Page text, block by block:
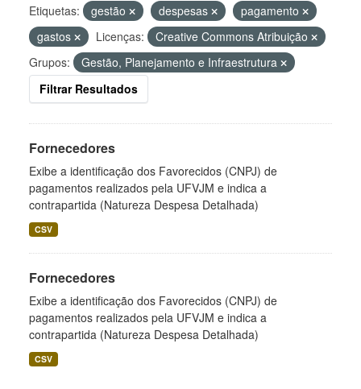
Etiquetas: gestão despesas
pagamento
gastos
Licenças:
Creative Commons Atribuição
Grupos:
Gestão, Planejamento e Infraestrutura
Filtrar Resultados
Fornecedores
Exibe a identificação dos Favorecidos (CNPJ) de
pagamentos realizados pela UFVJM e indica a
contrapartida (Natureza Despesa Detalhada)
CSV
Fornecedores
Exibe a identificação dos Favorecidos (CNPJ) de
pagamentos realizados pela UFVJM e indica a
contrapartida (Natureza Despesa Detalhada)
CSV